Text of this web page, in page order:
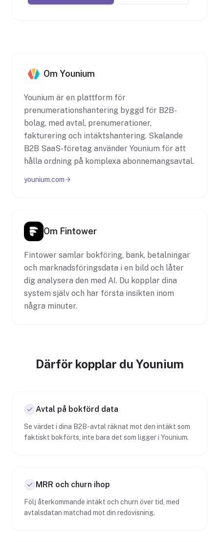
Om Younium
Younium är en plattform för
prenumerationshantering byggd för B2B-
bolag, med avtal, prenumerationer,
fakturering och intäktshantering. Skalande
B2B SaaS-företag använder Younium för att
hålla ordning på komplexa abonnemangsavtal.
younium.com
Om Fintower
Fintower samlar bokföring, bank, betalningar
och marknadsföringsdata i en bild och låter
dig analysera den med AI. Du kopplar dina
system själv och har första insikten inom
några minuter.
Därför kopplar du Younium
Avtal på bokförd data
Se värdet i dina B2B-avtal räknat mot den intäkt som
faktiskt bokförts, inte bara det som ligger i Younium.
MRR och churn ihop
Följ återkommande intäkt och churn över tid, med
avtalsdatan matchad mot din redovisning.